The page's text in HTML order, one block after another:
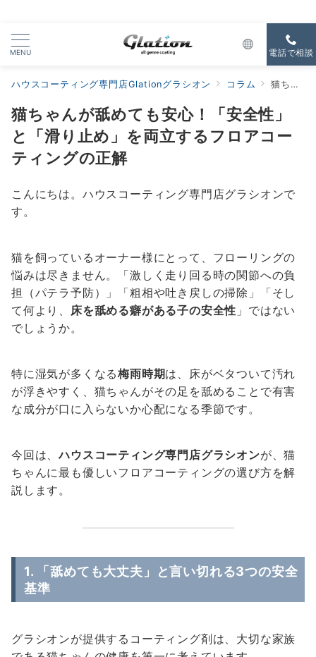
MENU 電話で相談
ハウスコーティング専門店Glationグラシオン コラム 猫ちゃんが舐めても安心！「安全性」と「滑り止め」を両立するフロアコーティングの正解
猫ちゃんが舐めても安心！「安全性」
と「滑り止め」を両立するフロアコー
ティングの正解
こんにちは。ハウスコーティング専門店グラシオンで
す。
猫を飼っているオーナー様にとって、フローリングの
悩みは尽きません。「激しく走り回る時の関節への負
担（パテラ予防）」「粗相や吐き戻しの掃除」「そし
て何より、 床を舐める癖がある子の安全性 」ではない
でしょうか。
特に湿気が多くなる梅雨時期は、床がベタついて汚れ
が浮きやすく、猫ちゃんがその足を舐めることで有害
な成分が口に入らないか心配になる季節です。
今回は、ハウスコーティング専門店グラシオンが、猫
ちゃんに最も優しいフロアコーティングの選び方を解
説します。
1. 「舐めても大丈夫」と言い切れる3つの安全
基準
グラシオンが提供するコーティング剤は、大切な家族